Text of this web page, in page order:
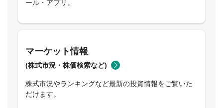
ール・アプリ。
マーケット情報
(株式市況・株価検索など)
株式市況やランキングなど最新の投資情報をご覧いた
だけます。